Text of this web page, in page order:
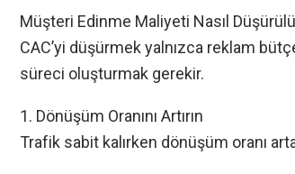
Müşteri Edinme Maliyeti Nasıl
CAC’yi düşürmek yalnızca reklam
süreci oluşturmak gerekir.
1. Dönüşüm Oranını Artırın
Trafik sabit kalırken dönüşüm oranı